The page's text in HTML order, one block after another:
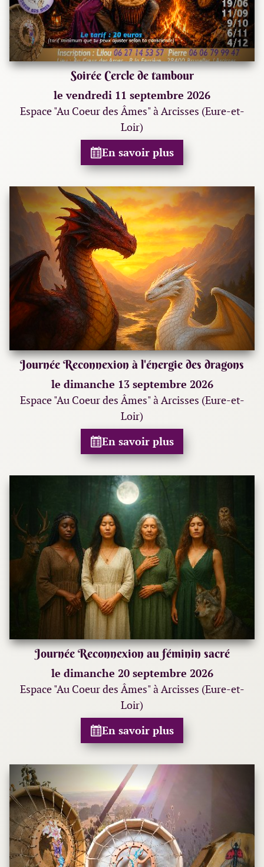
Soirée Cercle de tambour
le vendredi 11 septembre 2026
Espace "Au Coeur des Âmes" à Arcisses (Eure-et-
Loir)
En savoir plus
Journée Reconnexion à l'énergie des dragons
le dimanche 13 septembre 2026
Espace "Au Coeur des Âmes" à Arcisses (Eure-et-
Loir)
En savoir plus
Journée Reconnexion au féminin sacré
le dimanche 20 septembre 2026
Espace "Au Coeur des Âmes" à Arcisses (Eure-et-
Loir)
En savoir plus